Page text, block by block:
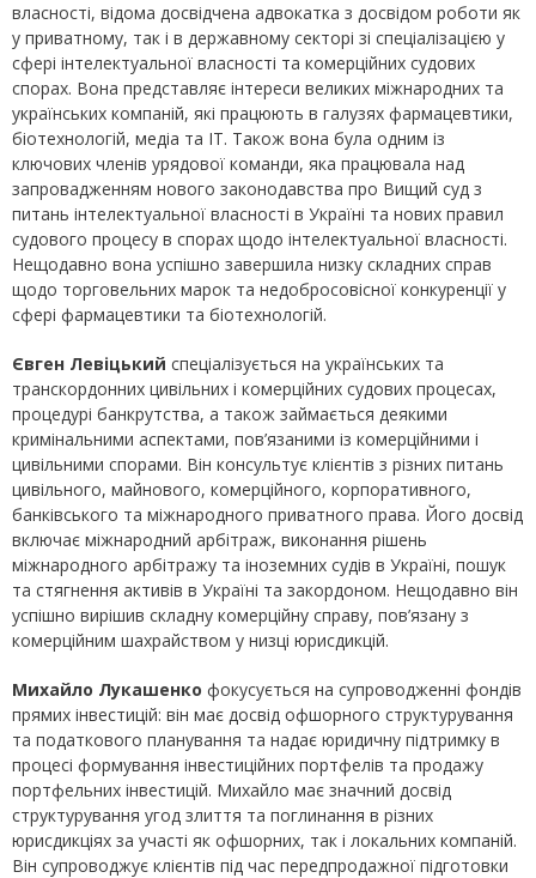
власності, відома досвідчена адвокатка з досвідом роботи як
у приватному, так і в державному секторі зі спеціалізацією у
сфері інтелектуальної власності та комерційних судових
спорах. Вона представляє інтереси великих міжнародних та
українських компаній, які працюють в галузях фармацевтики,
біотехнологій, медіа та IT. Також вона була одним із
ключових членів урядової команди, яка працювала над
запровадженням нового законодавства про Вищий суд з
питань інтелектуальної власності в Україні та нових правил
судового процесу в спорах щодо інтелектуальної власності.
Нещодавно вона успішно завершила низку складних справ
щодо торговельних марок та недобросовісної конкуренції у
сфері фармацевтики та біотехнологій.
Євген Левіцький спеціалізується на українських та
транскордонних цивільних і комерційних судових процесах,
процедурі банкрутства, а також займається деякими
кримінальними аспектами, пов’язаними із комерційними і
цивільними спорами. Він консультує клієнтів з різних питань
цивільного, майнового, комерційного, корпоративного,
банківського та міжнародного приватного права. Його досвід
включає міжнародний арбітраж, виконання рішень
міжнародного арбітражу та іноземних судів в Україні, пошук
та стягнення активів в Україні та закордоном. Нещодавно він
успішно вирішив складну комерційну справу, пов’язану з
комерційним шахрайством у низці юрисдикцій.
Михайло Лукашенко фокусується на супроводженні фондів
прямих інвестицій: він має досвід офшорного структурування
та податкового планування та надає юридичну підтримку в
процесі формування інвестиційних портфелів та продажу
портфельних інвестицій. Михайло має значний досвід
структурування угод злиття та поглинання в різних
юрисдикціях за участі як офшорних, так і локальних компаній.
Він супроводжує клієнтів під час передпродажної підготовки